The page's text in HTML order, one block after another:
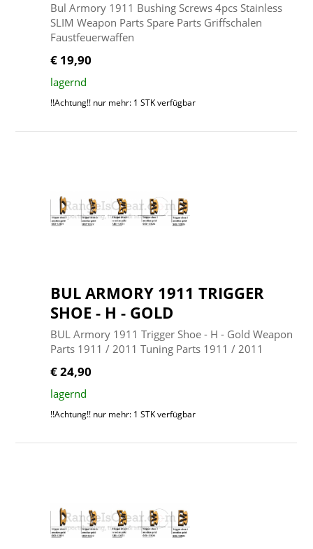
Bul Armory 1911 Bushing Screws 4pcs Stainless
SLIM Weapon Parts Spare Parts Griffschalen
Faustfeuerwaffen
€ 19,90
lagernd
!!Achtung!! nur mehr: 1 STK verfügbar
BUL ARMORY 1911 TRIGGER
SHOE - H - GOLD
BUL Armory 1911 Trigger Shoe - H - Gold Weapon
Parts 1911 / 2011 Tuning Parts 1911 / 2011
€ 24,90
lagernd
!!Achtung!! nur mehr: 1 STK verfügbar